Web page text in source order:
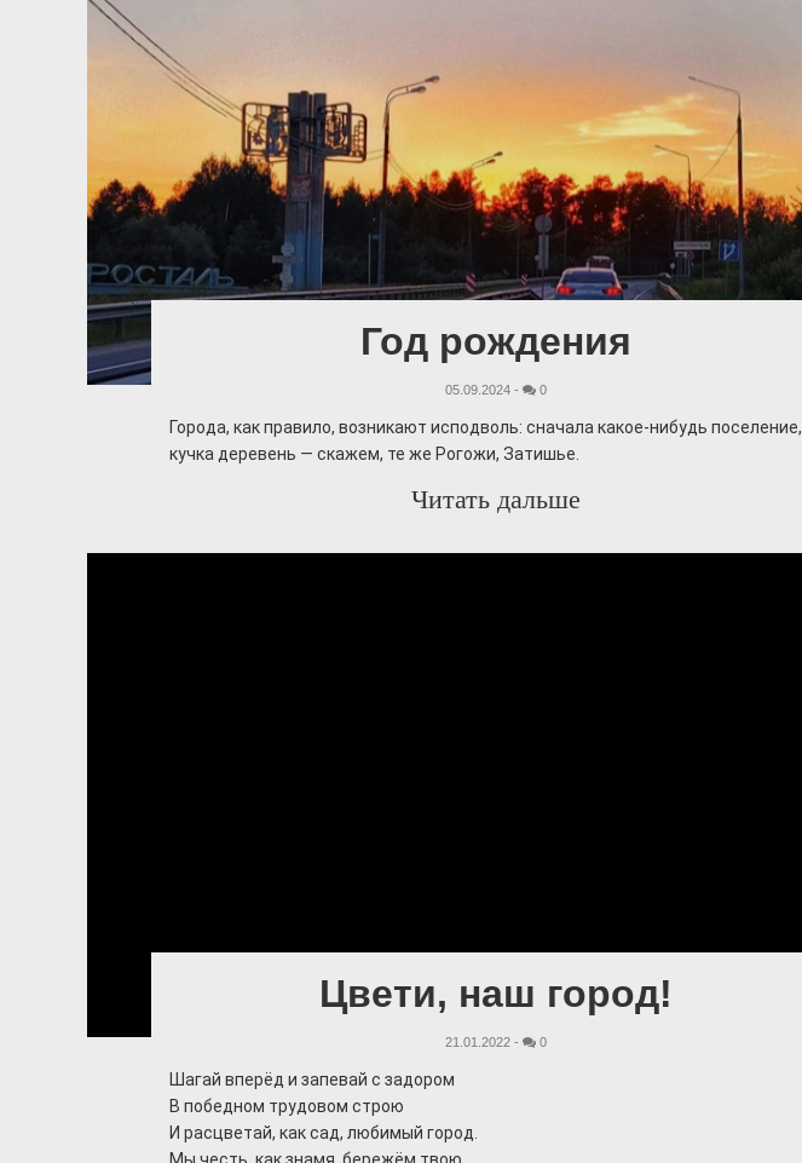
Год рождения
05.09.2024 - 0
Города, как правило, возникают исподволь: сначала какое-нибудь поселение,
кучка деревень — скажем, те же Рогожи, Затишье.
Читать дальше
Цвети, наш город!
21.01.2022 - 0
Шагай вперёд и запевай с задором
В победном трудовом строю
И расцветай, как сад, любимый город.